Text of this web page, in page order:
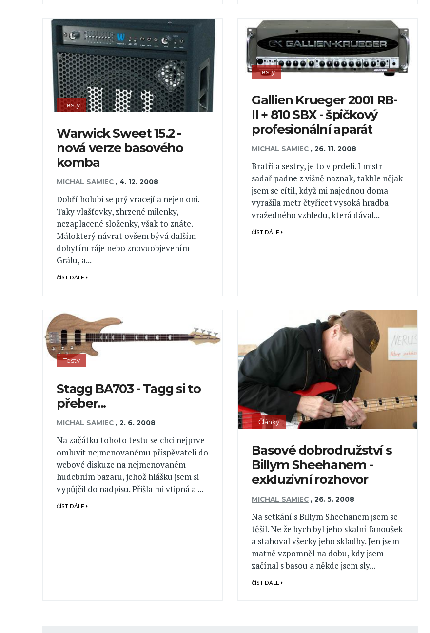
Testy
Warwick Sweet 15.2 -
nová verze basového
komba
MICHAL SAMIEC , 4. 12. 2008
Dobří holubi se prý vracejí a nejen oni.
Taky vlašťovky, zhrzené milenky,
nezaplacené složenky, však to znáte.
Málokterý návrat ovšem bývá dalším
dobytím ráje nebo znovuobjevením
Grálu, a...
ČÍST DÁLE
Testy
Gallien Krueger 2001 RB-
II + 810 SBX - špičkový
profesionální aparát
MICHAL SAMIEC ,26. 11. 2008
Bratři a sestry, je to v prdeli. I mistr
sadař padne z višně naznak, takhle nějak
jsem se cítil, když mi najednou doma
vyrašila metr čtyřicet vysoká hradba
vražedného vzhledu, která dával...
ČÍST DÁLE
Testy
Stagg BA703 - Tagg si to
přeber...
MICHAL SAMIEC ,2. 6. 2008
Na začátku tohoto testu se chci nejprve
omluvit nejmenovanému přispěvateli do
webové diskuze na nejmenovaném
hudebním bazaru, jehož hlášku jsem si
vypůjčil do nadpisu. Přišla mi vtipná a ...
ČÍST DÁLE
Články
Basové dobrodružství s
Billym Sheehanem -
exkluzivní rozhovor
MICHAL SAMIEC ,26. 5. 2008
Na setkání s Billym Sheehanem jsem se
těšil. Ne že bych byl jeho skalní fanoušek
a stahoval všecky jeho skladby. Jen jsem
matně vzpomněl na dobu, kdy jsem
začínal s basou a někde jsem sly...
ČÍST DÁLE